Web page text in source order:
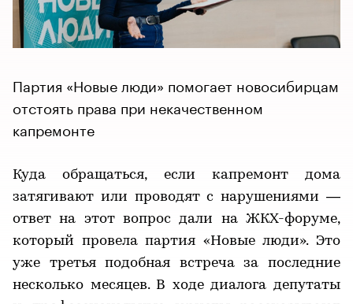
Партия «Новые люди» помогает новосибирцам
отстоять права при некачественном
капремонте
Куда обращаться, если капремонт дома
затягивают или проводят с нарушениями —
ответ на этот вопрос дали на ЖКХ-форуме,
который провела партия «Новые люди». Это
уже третья подобная встреча за последние
несколько месяцев. В ходе диалога депутаты